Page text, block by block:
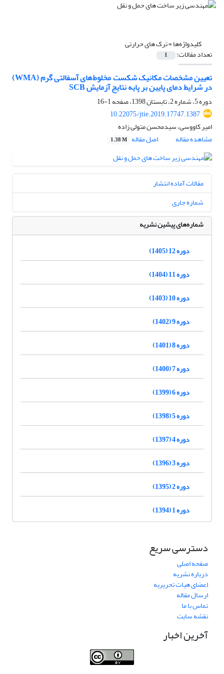
کلیدواژه‌ها =ترک های حرارتی
تعداد مقالات: 1
تعیین مشخصات مکانیک شکست مخلوط‌های آسفالتی گرم (WMA)
در شرایط دمای پایین بر پایه نتایج آزمایش SCB
دوره 5، شماره 2، تابستان 1398، صفحه
1-16
10.22075/jtie.2019.17747.1387
امیر کاووسی، سیدمحسن متولی زاده
مشاهده مقاله
اصل مقاله 1.38 M
مقالات آماده انتشار
شماره جاری
شماره‌های پیشین نشریه
دوره 12 (1405)
دوره 11 (1404)
دوره 10 (1403)
دوره 9 (1402)
دوره 8 (1401)
دوره 7 (1400)
دوره 6 (1399)
دوره 5 (1398)
دوره 4 (1397)
دوره 3 (1396)
دوره 2 (1395)
دوره 1 (1394)
دسترسی سریع
صفحه اصلی
درباره نشریه
اعضای هیات تحریریه
ارسال مقاله
تماس با ما
نقشه سایت
آخرین اخبار